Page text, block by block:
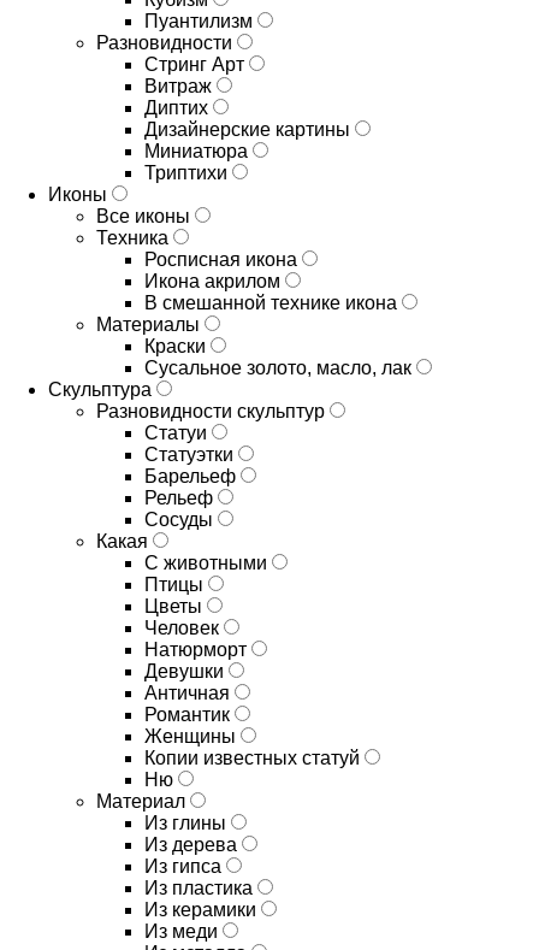
Пуантилизм
Разновидности
Стринг Арт
Витраж
Диптих
Дизайнерские картины
Миниатюра
Триптихи
Иконы
Все иконы
Техника
Росписная икона
Икона акрилом
В смешанной технике икона
Материалы
Краски
Сусальное золото, масло, лак
Скульптура
Разновидности скульптур
Статуи
Статуэтки
Барельеф
Рельеф
Сосуды
Какая
С животными
Птицы
Цветы
Человек
Натюрморт
Девушки
Античная
Романтик
Женщины
Копии известных статуй
Ню
Материал
Из глины
Из дерева
Из гипса
Из пластика
Из керамики
Из меди